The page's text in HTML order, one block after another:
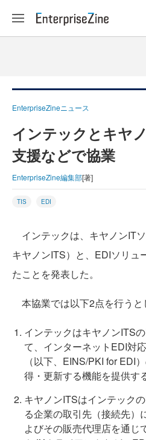
EnterpriseZineニュース
インテックとキヤ
支援などで協業
EnterpriseZine編集部[著]
TIS EDI
インテックは、キヤノンITソ
キヤノンITS）と、EDIソリュ
たことを発表した。
本協業では以下2点を行うと
インテックはキヤノンITS
て、インターネットEDI対
（以下、EINS/PKI for EDI
得・更新する機能を提供す
キヤノンITSはインテック
る企業の取引先（接続先）
よびその販売代理店を通じ